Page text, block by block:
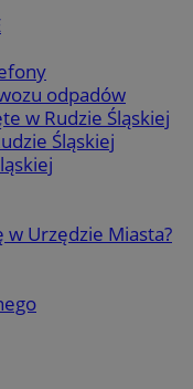
odpadów
w Rudzie Śląskiej
Śląskiej
w Urzędzie Miasta?